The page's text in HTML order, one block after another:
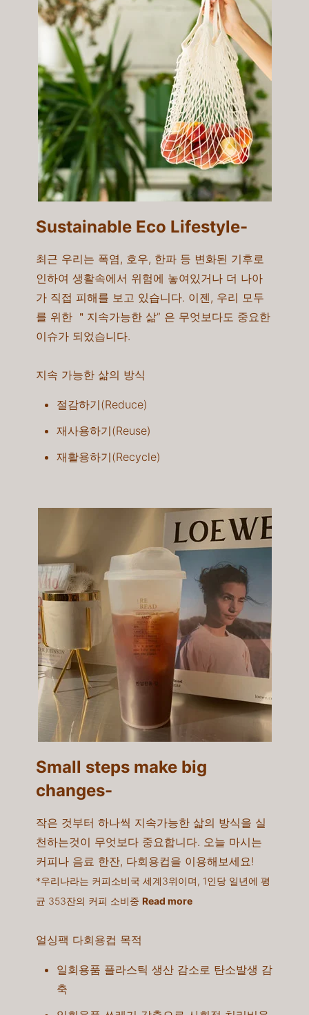
Sustainable Eco Lifestyle-​
최근 우리는 폭염, 호우, 한파 등 변화된 기후로
인하여 생활속에서 위험에 놓여있거나 더 나아
가 직접 피해를 보고 있습니다. 이젠, 우리 모두
를 위한 ＂지속가능한 삶” 은 무엇보다도 중요한
이슈가 되었습니다.
지속 가능한 삶의 방식
절감하기(Reduce)
재사용하기(Reuse)​
재활용하기(Recycle)
Small steps make big
changes-​
작은 것부터 하나씩 지속가능한 삷의 방식을 실
천하는것이 무엇보다 중요합니다. 오늘 마시는
커피나 음료 한잔, 다회용컵을 이용해보세요!​
*우리나라는 커피소비국 세계3위이며, 1인당 일년에 평
균 353잔의 커피 소비중 Read more
얼싱팩 다회용컵 목적
일회용품 플라스틱 생산 감소로 탄소발생 감
축​